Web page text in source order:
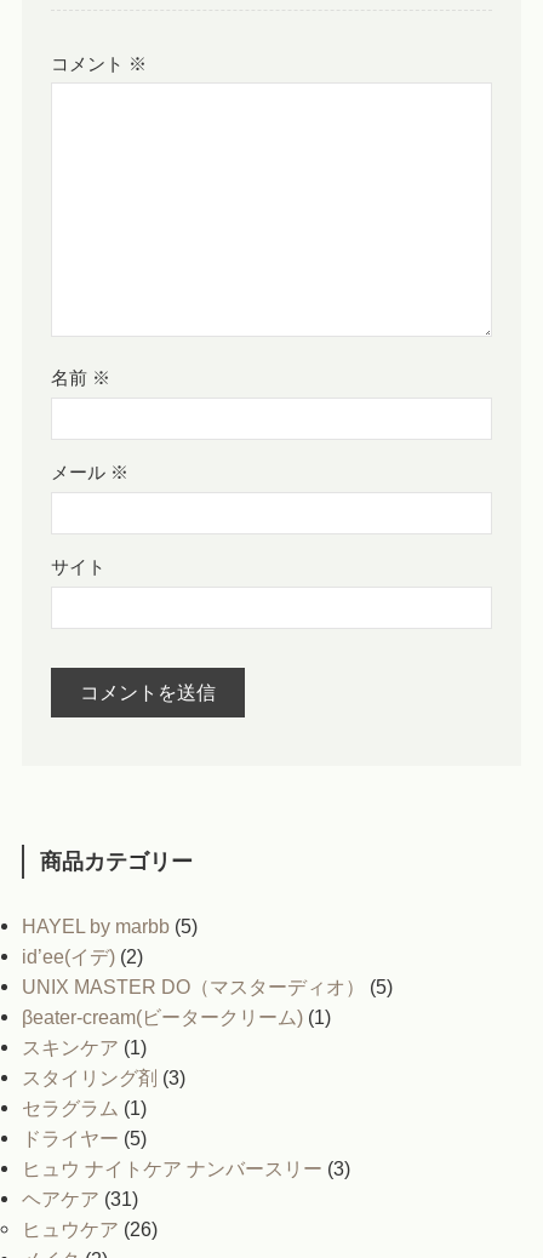
コメント ※
名前 ※
メール ※
サイト
商品カテゴリー
HAYEL by marbb (5)
id’ee(イデ) (2)
UNIX MASTER DO（マスターディオ）
(5)
βeater-cream(ビータークリーム) (1)
スキンケア (1)
スタイリング剤 (3)
セラグラム (1)
ドライヤー (5)
ヒュウ ナイトケア ナンバースリー (3)
ヘアケア (31)
ヒュウケア (26)